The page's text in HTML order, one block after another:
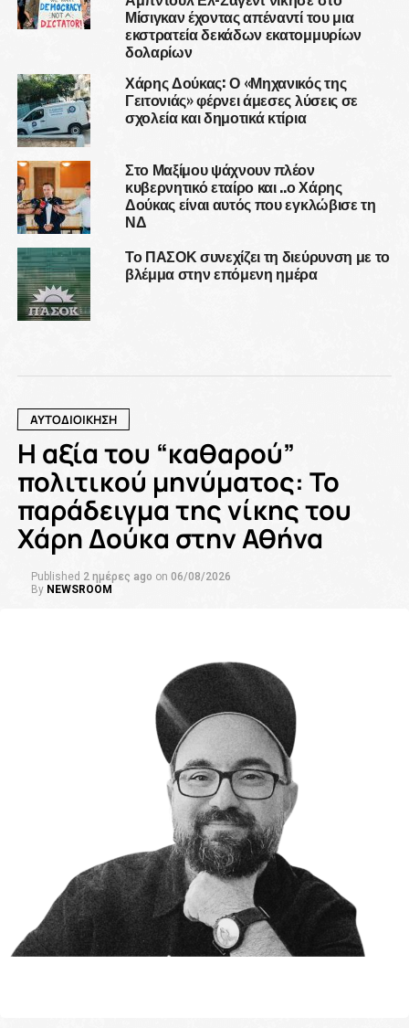
Μίσιγκαν έχοντας απέναντί του μια
εκστρατεία δεκάδων εκατομμυρίων
δολαρίων
Χάρης Δούκας: Ο «Μηχανικός της
Γειτονιάς» φέρνει άμεσες λύσεις σε
σχολεία και δημοτικά κτίρια
Στο Μαξίμου ψάχνουν πλέον
κυβερνητικό εταίρο και ..ο Χάρης
Δούκας είναι αυτός που εγκλώβισε τη
ΝΔ
Το ΠΑΣΟΚ συνεχίζει τη διεύρυνση με το
βλέμμα στην επόμενη ημέρα
ΑΥΤΟΔΙΟΙΚΗΣΗ
Η αξία του “καθαρού”
πολιτικού μηνύματος: Το
παράδειγμα της νίκης του
Χάρη Δούκα στην Αθήνα
Published 2 ημέρες ago on 06/08/2026
By NEWSROOM